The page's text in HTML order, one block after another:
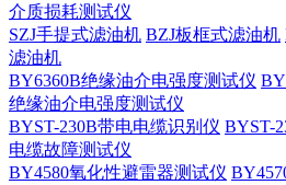
介质损耗测试仪
SZJ手提式滤油机 BZJ板框式滤油机
滤油机
BY6360B绝缘油介电强度测试仪
绝缘油介电强度测试仪
BYST-230B带电电缆识别仪 BYST-
电缆故障测试仪
BY4580氧化性避雷器测试仪